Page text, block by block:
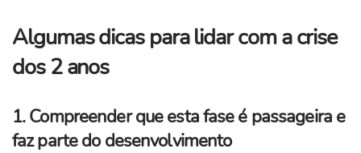
Algumas dicas para lidar com a crise
dos 2 anos
1. Compreender que esta fase é passageira e
faz parte do desenvolvimento